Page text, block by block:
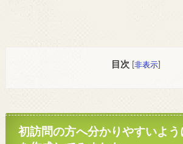
目次 [非表示
初訪問の方へ分かりやすいよ